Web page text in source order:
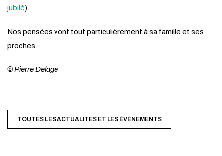
jubilé).
Nos pensées vont tout particulièrement à sa famille et ses
proches.
© Pierre Delage
TOUTES LES ACTUALITÉS ET LES ÉVÈNEMENTS